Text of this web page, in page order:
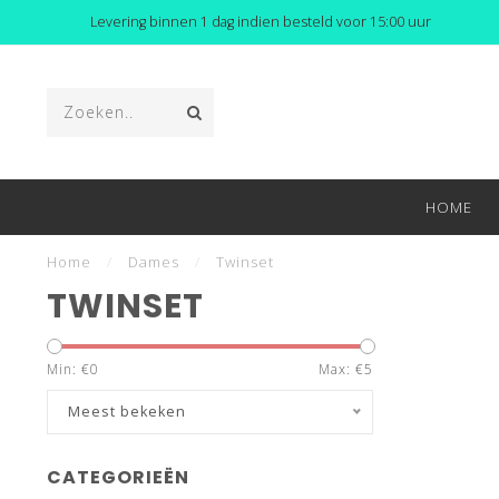
Levering binnen 1 dag indien besteld voor 15:00 uur
HOME
Home Dames Twinset
TWINSET
Min: €0 Max: €5
Meest bekeken
CATEGORIEËN